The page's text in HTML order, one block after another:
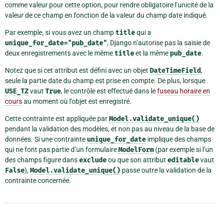
comme valeur pour cette option, pour rendre obligatoire l’unicité de la
valeur de ce champ en fonction de la valeur du champ date indiqué.
Par exemple, si vous avez un champtitlequi a
unique_for_date="pub_date", Django n’autorise pas la saisie de
deux enregistrements avec le mêmetitleet la même pub_date.
Notez que si cet attribut est défini avec un objet DateTimeField,
seule la partie date du champ est prise en compte. De plus, lorsque
USE_TZvaut True, le contrôle est effectué dans lefuseau horaire en
coursau moment où l’objet est enregistré.
Cette contrainte est appliquée parModel.validate_unique()
pendant la validation des modèles, et non pas au niveau de la base de
données. Si une contrainte unique_for_date implique des champs
qui ne font pas partie d’un formulaireModelForm (par exemple si l’un
des champs figure dansexcludeou que son attribut editablevaut
False),Model.validate_unique() passe outre la validation de la
contrainte concernée.